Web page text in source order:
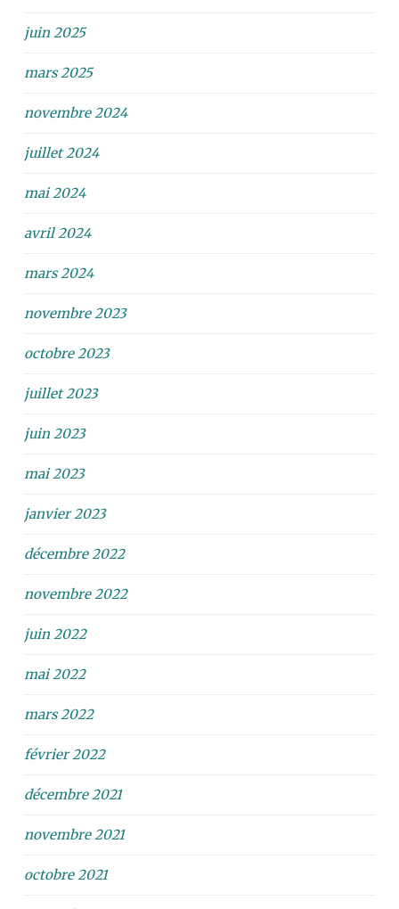
juin 2025
mars 2025
novembre 2024
juillet 2024
mai 2024
avril 2024
mars 2024
novembre 2023
octobre 2023
juillet 2023
juin 2023
mai 2023
janvier 2023
décembre 2022
novembre 2022
juin 2022
mai 2022
mars 2022
février 2022
décembre 2021
novembre 2021
octobre 2021